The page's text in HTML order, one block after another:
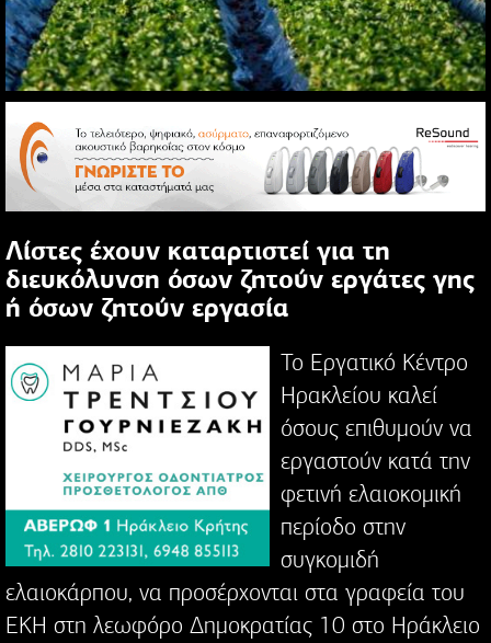
Λίστες έχουν καταρτιστεί για τη
διευκόλυνση όσων ζητούν εργάτες γης
ή όσων ζητούν εργασία
Το Εργατικό Κέντρο
Ηρακλείου καλεί
όσους επιθυμούν να
εργαστούν κατά την
φετινή ελαιοκομική
περίοδο στην
συγκομιδή
ελαιοκάρπου, να προσέρχονται στα γραφεία του
ΕΚΗ στη λεωφόρο Δημοκρατίας 10 στο Ηράκλειο